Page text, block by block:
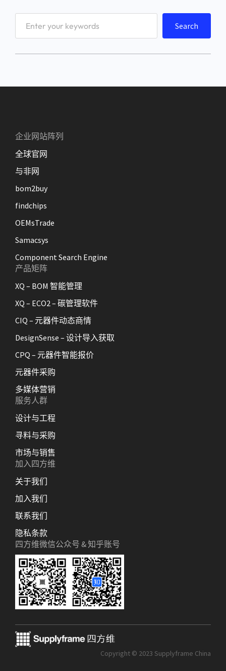
Search
企业网站阵列
全球官网
与非网
bom2buy
findchips
OEMsTrade
Samacsys
Component Search Engine
产品矩阵
XQ – BOM 智能管理
XQ – ECO2 – 碳管理软件
CIQ – 元器件动态商情
DesignSense – 设计导入获取
CPQ – 元器件智能报价
元器件采购
多媒体营销
服务人群
设计与工程
寻料与采购
市场与销售
加入四方维
关于我们
加入我们
联系我们
隐私条款
四方维微信公众号 & 知乎账号
Copyright © 2023 Supplyframe China